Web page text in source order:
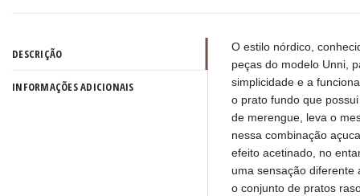
DESCRIÇÃO
INFORMAÇÕES ADICIONAIS
O estilo nórdico,
peças do modelo Unni,
simplicidade e a
o prato fundo que
de merengue, leva o
nessa combinação
efeito acetinado, no
uma sensação diferente
o conjunto de pratos